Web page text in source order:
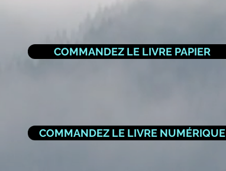
COMMANDEZ LE LIVRE PAPIER
COMMANDEZ LE LIVRE NUMÉRIQUE